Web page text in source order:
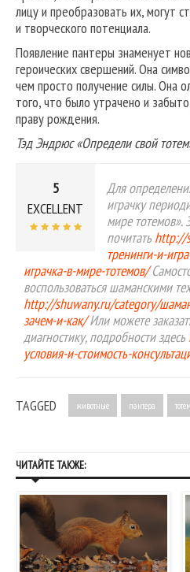
лицу и преобразовать их, могут
и творческого потенциала.
Появление пантеры знаменует
героических свершений. Она
чем просто получение силы. Она
того, что было утрачено и
праву рождения.
Тэд Эндрюс «Определи свой
5
EXCELLENT
Для
играчку
мире
почитать http://
тренинги-и-
играчка-в-мире-тотемов/
воспользоваться шаманскими
http://shuwany.ru/category/
зачем-и-как/Или можете
диагностику, подробности здесь
условия-и-стоимость-
TAGGED животные пантера тотем
ЧИТАЙТЕ ТАКЖЕ: